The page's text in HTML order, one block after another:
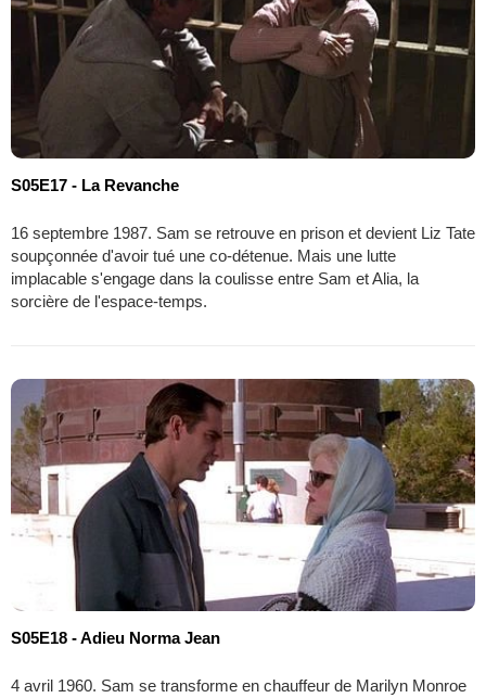
S05E17 - La Revanche
16 septembre 1987. Sam se retrouve en prison et devient Liz Tate
soupçonnée d'avoir tué une co-détenue. Mais une lutte
implacable s'engage dans la coulisse entre Sam et Alia, la
sorcière de l'espace-temps.
S05E18 - Adieu Norma Jean
4 avril 1960. Sam se transforme en chauffeur de Marilyn Monroe